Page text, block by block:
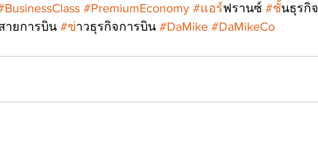
#PremiumEconomy #แอร์ฟรานซ์ #ชั้นธุรกิจ
ายการบิน #ข่าวธุรกิจการบิน #DaMike #DaMikeCo